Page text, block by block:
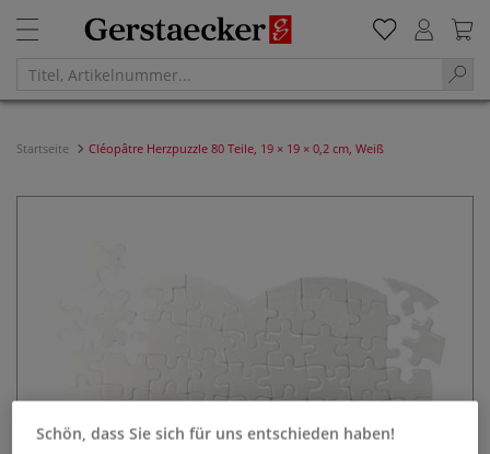
Startseite Cléopâtre Herzpuzzle 80 Teile, 19 × 19 × 0,2 cm, Weiß
Schön, dass Sie sich für uns entschieden haben!